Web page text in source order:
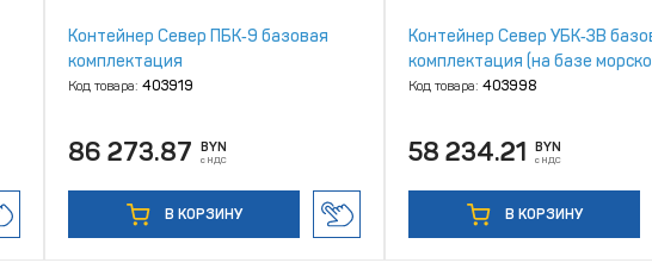
Контейнер Север ПБК‑9 базовая
комплектация
Код товара: 403919
86 273.87 BYN
с НДС
В КОРЗИНУ
Контейнер Север УБК‑3В
комплектация (на базе
контейнера)
Код товара: 403998
58 234.21 BYN
с НДС
В КОРЗИНУ